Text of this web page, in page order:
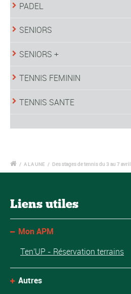
PADEL
SENIORS
SENIORS +
TENNIS FEMININ
TENNIS SANTE
/ A LA UNE / Des stages de tennis du 3 au 7 avril
Liens utiles
Mon APM
Ten'UP - Réservation terrains
Autres